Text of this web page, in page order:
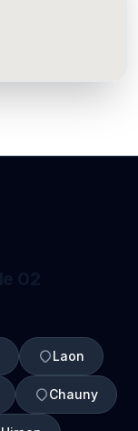
Laon
Chauny